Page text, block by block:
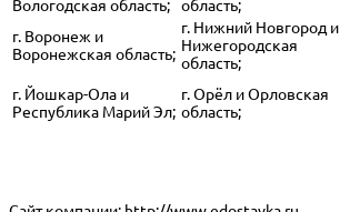
Вологодская область;
область;
г. Воронеж и
Воронежская область;
г. Нижний Новгород и
Нижегородская
область;
г. Йошкар-Ола и
Республика Марий Эл;
г. Орёл и Орловская
область;